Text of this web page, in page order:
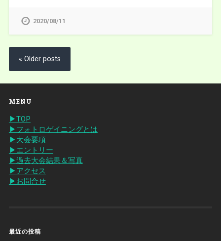
2020/08/11
« Older posts
MENU
▶︎TOP
▶︎フォトロゲイニングとは
▶︎大会要項
▶︎エントリー
▶︎過去大会結果＆写真
▶︎アクセス
▶︎お問合せ
最近の投稿